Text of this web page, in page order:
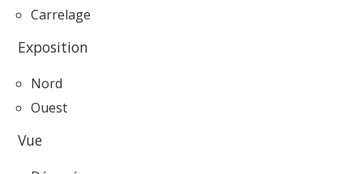
Carrelage
Exposition
Nord
Ouest
Vue